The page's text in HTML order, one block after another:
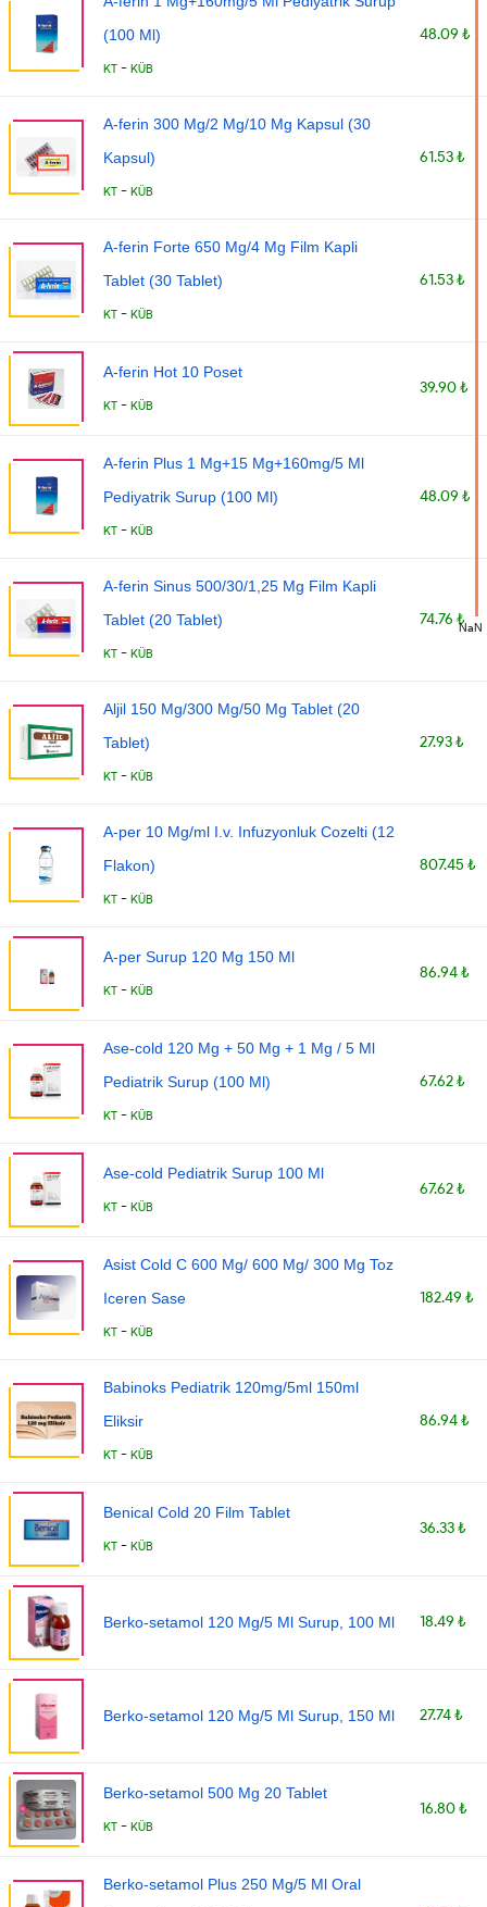
(100 Ml)
KT - KÜB
48.09 ₺
A-ferin 300 Mg/2 Mg/10 Mg Kapsul (30
Kapsul)
KT - KÜB
61.53 ₺
A-ferin Forte 650 Mg/4 Mg Film Kapli
Tablet (30 Tablet)
KT - KÜB
61.53 ₺
A-ferin Hot 10 Poset
KT - KÜB
39.90 ₺
A-ferin Plus 1 Mg+15 Mg+160mg/5 Ml
Pediyatrik Surup (100 Ml)
KT - KÜB
48.09 ₺
A-ferin Sinus 500/30/1,25 Mg Film Kapli
Tablet (20 Tablet)
KT - KÜB
74.76 ₺
Aljil 150 Mg/300 Mg/50 Mg Tablet (20
Tablet)
KT - KÜB
27.93 ₺
A-per 10 Mg/ml I.v. Infuzyonluk Cozelti (12
Flakon)
KT - KÜB
807.45 ₺
A-per Surup 120 Mg 150 Ml
KT - KÜB
86.94 ₺
Ase-cold 120 Mg + 50 Mg + 1 Mg / 5 Ml
Pediatrik Surup (100 Ml)
KT - KÜB
67.62 ₺
Ase-cold Pediatrik Surup 100 Ml
KT - KÜB
67.62 ₺
Asist Cold C 600 Mg/ 600 Mg/ 300 Mg Toz
Iceren Sase
KT - KÜB
182.49 ₺
Babinoks Pediatrik 120mg/5ml 150ml
Eliksir
KT - KÜB
86.94 ₺
Benical Cold 20 Film Tablet
KT - KÜB
36.33 ₺
Berko-setamol 120 Mg/5 Ml Surup, 100 Ml 18.49 ₺
Berko-setamol 120 Mg/5 Ml Surup, 150 Ml 27.74 ₺
Berko-setamol 500 Mg 20 Tablet
KT - KÜB
16.80 ₺
Berko-setamol Plus 250 Mg/5 Ml Oral
NaN